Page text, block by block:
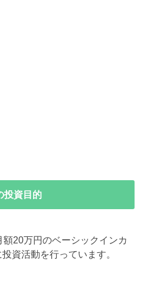
投資目的
20万円のベーシックインカ
資活動を行っています。